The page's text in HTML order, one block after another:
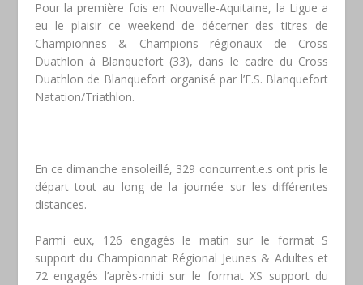
Pour la première fois en Nouvelle-Aquitaine, la Ligue a
eu le plaisir ce weekend de décerner des titres de
Championnes & Champions régionaux de Cross
Duathlon à Blanquefort (33), dans le cadre du Cross
Duathlon de Blanquefort organisé par l’E.S. Blanquefort
Natation/Triathlon.
En ce dimanche ensoleillé, 329 concurrent.e.s ont pris le
départ tout au long de la journée sur les différentes
distances.
Parmi eux, 126 engagés le matin sur le format S
support du Championnat Régional Jeunes & Adultes et
72 engagés l’après-midi sur le format XS support du